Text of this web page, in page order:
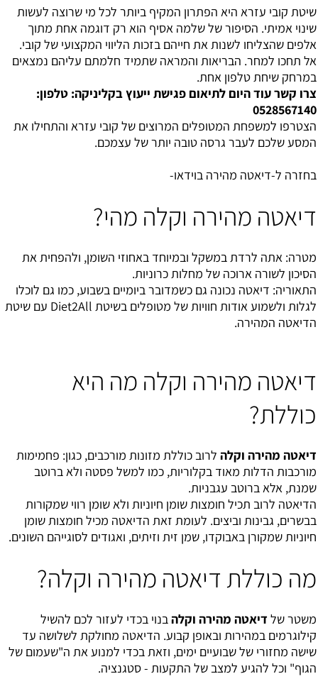
שיטת קובי עזרא היא הפתרון המקיף ביותר לכל מי שרוצה לעשות
שינוי אמיתי. הסיפור של שלמה אסיף הוא רק דוגמה אחת מתוך
אלפים שהצליחו לשנות את חייהם בזכות הליווי המקצועי של קובי.
אל תחכו למחר. הבריאות והמראה שתמיד חלמתם עליהם נמצאים
במרחק שיחת טלפון אחת.
צרו קשר עוד היום לתיאום פגישת ייעוץ בקליניקה: טלפון:
0528567140
הצטרפו למשפחת המטופלים המרוצים של קובי עזרא והתחילו את
המסע שלכם לעבר גרסה טובה יותר של עצמכם.
בחזרה ל-דיאטה מהירה בוידאו-
דיאטה מהירה וקלה מהי?
מטרה: אתה לרדת במשקל ובמיוחד באחוזי השומן, ולהפחית את
הסיכון לשורה ארוכה של מחלות כרוניות.
התאוריה: דיאטה נכונה גם כשמדובר ביומיים בשבוע, כמו גם לוכלו
לגלות ולשמוע אודות חוויות של מטופלים בשיטת Diet2All עם שיטת
הדיאטה המהירה.
דיאטה מהירה וקלה מה היא
כוללת?
דיאטה מהירה וקלה לרוב כוללת מזונות מורכבים, כגון: פחמימות
מורכבות הדלות מאוד בקלוריות, כמו למשל פסטה ולא ברוטב
שמנת, אלא ברוטב עגבניות.
הדיאטה לרוב תכיל חומצות שומן חיוניות ולא שומן רווי שמקורות
בבשרים, גבינות וביצים. לעומת זאת הדיאטה מכיל חומצות שומן
חיוניות שמקורן באבוקדו, שמן זית וזיתים, ואגודים לסוגייהם השונים.
מה כוללת דיאטה מהירה וקלה?
משטר של דיאטה מהירה וקלה בנוי בכדי לעזור לכם להשיל
קילוגרמים במהירות ובאופן קבוע. הדיאטה מחולקת לשלושה עד
שישה מחזורי של שבועיים ימים, וזאת בכדי למנוע את ה"שעמום של
הגוף" וכל להגיע למצב של התקעות - סטגנציה.